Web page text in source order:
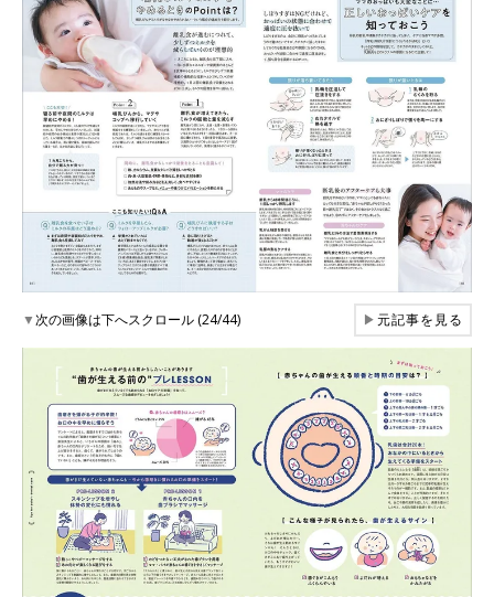
▼次の画像は下へスクロール (24/44) ▶元記事を見る